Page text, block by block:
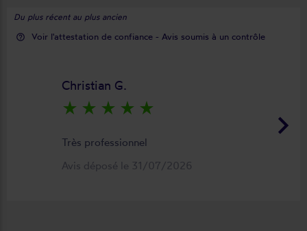
Du plus récent au plus ancien
help_outline Voir l'attestation de confiance - Avis soumis à un contrôle
keyboard_arrow_right
Christian G.
star_rate star_rate star_rate star_rate star_rate
Très professionnel
Avis déposé le 31/07/2026